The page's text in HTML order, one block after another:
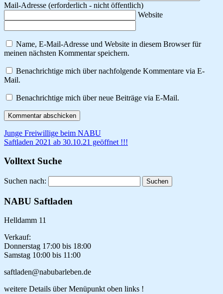
Mail-Adresse (erforderlich - nicht öffentlich)
Website
Name, E-Mail-Adresse und Website in diesem Browser für
meinen nächsten Kommentar speichern.
Benachrichtige mich über nachfolgende Kommentare via E-
Mail.
Benachrichtige mich über neue Beiträge via E-Mail.
Junge Freiwillige beim NABU
Saftladen 2021 ab 30.10.21 geöffnet !!!
Volltext Suche
Suchen nach:
NABU Saftladen
Helldamm 11
Verkauf:
Donnerstag 17:00 bis 18:00
Samstag 10:00 bis 11:00
saftladen@nabubarleben.de
weitere Details über Menüpunkt oben links !